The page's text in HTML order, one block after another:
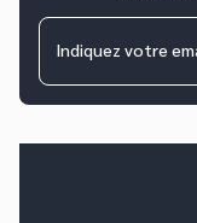
Indiquez votre